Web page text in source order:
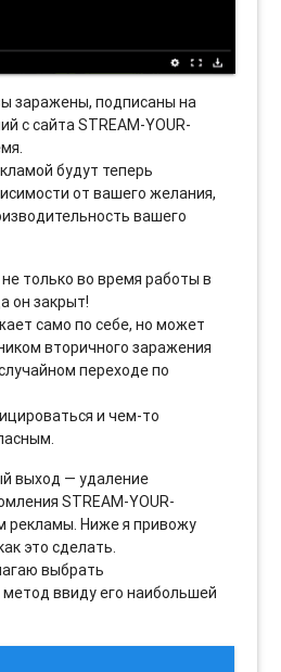
заражены, подписаны на
с сайта STREAM-YOUR-
будут теперь
от вашего желания,
вашего
только во время работы в
он закрыт!
само по себе, но может
вторичного заражения
переходе по
и чем-то
выход — удаление
STREAM-YOUR-
рекламы. Ниже я привожу
это сделать.
выбрать
ввиду его наибольшей